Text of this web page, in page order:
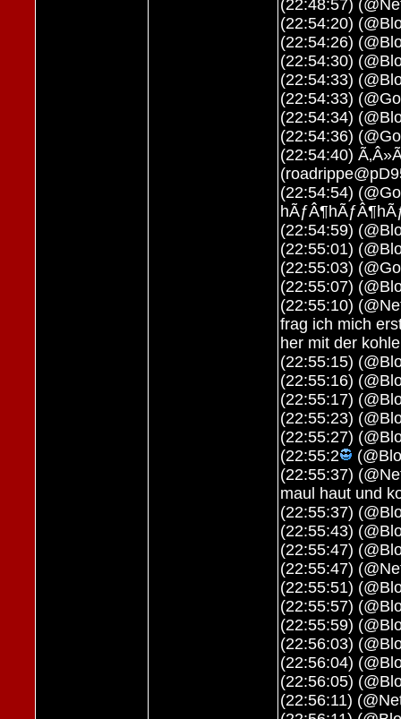
(22:48:57)
(22:54:20)
(22:54:26)
(22:54:30)
(22:54:33)
(22:54:33)
(22:54:34)
(22:54:36)
(22:54:40)
(22:54:54)
(22:54:59)
(22:55:01)
(22:55:03)
(22:55:07)
(22:55:10)
frag ich mich
her mit der
(22:55:15)
(22:55:16)
(22:55:17)
(22:55:23)
(22:55:27)
(22:55:2
(22:55:37)
maul haut und
(22:55:37)
(22:55:43)
(22:55:47)
(22:55:47)
(22:55:51)
(22:55:57)
(22:55:59)
(22:56:03)
(22:56:04)
(22:56:05)
(22:56:11)